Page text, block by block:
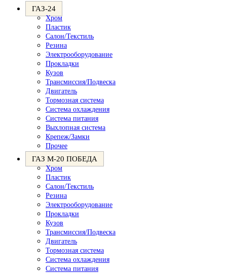
ГАЗ-24
Хром
Пластик
Салон/Текстиль
Резина
Электрооборудование
Прокладки
Кузов
Трансмиссия/Подвеска
Двигатель
Тормозная система
Система охлаждения
Система питания
Выхлопная система
Крепеж/Замки
Прочее
ГАЗ М-20 ПОБЕДА
Хром
Пластик
Салон/Текстиль
Резина
Электрооборудование
Прокладки
Кузов
Трансмиссия/Подвеска
Двигатель
Тормозная система
Система охлаждения
Система питания